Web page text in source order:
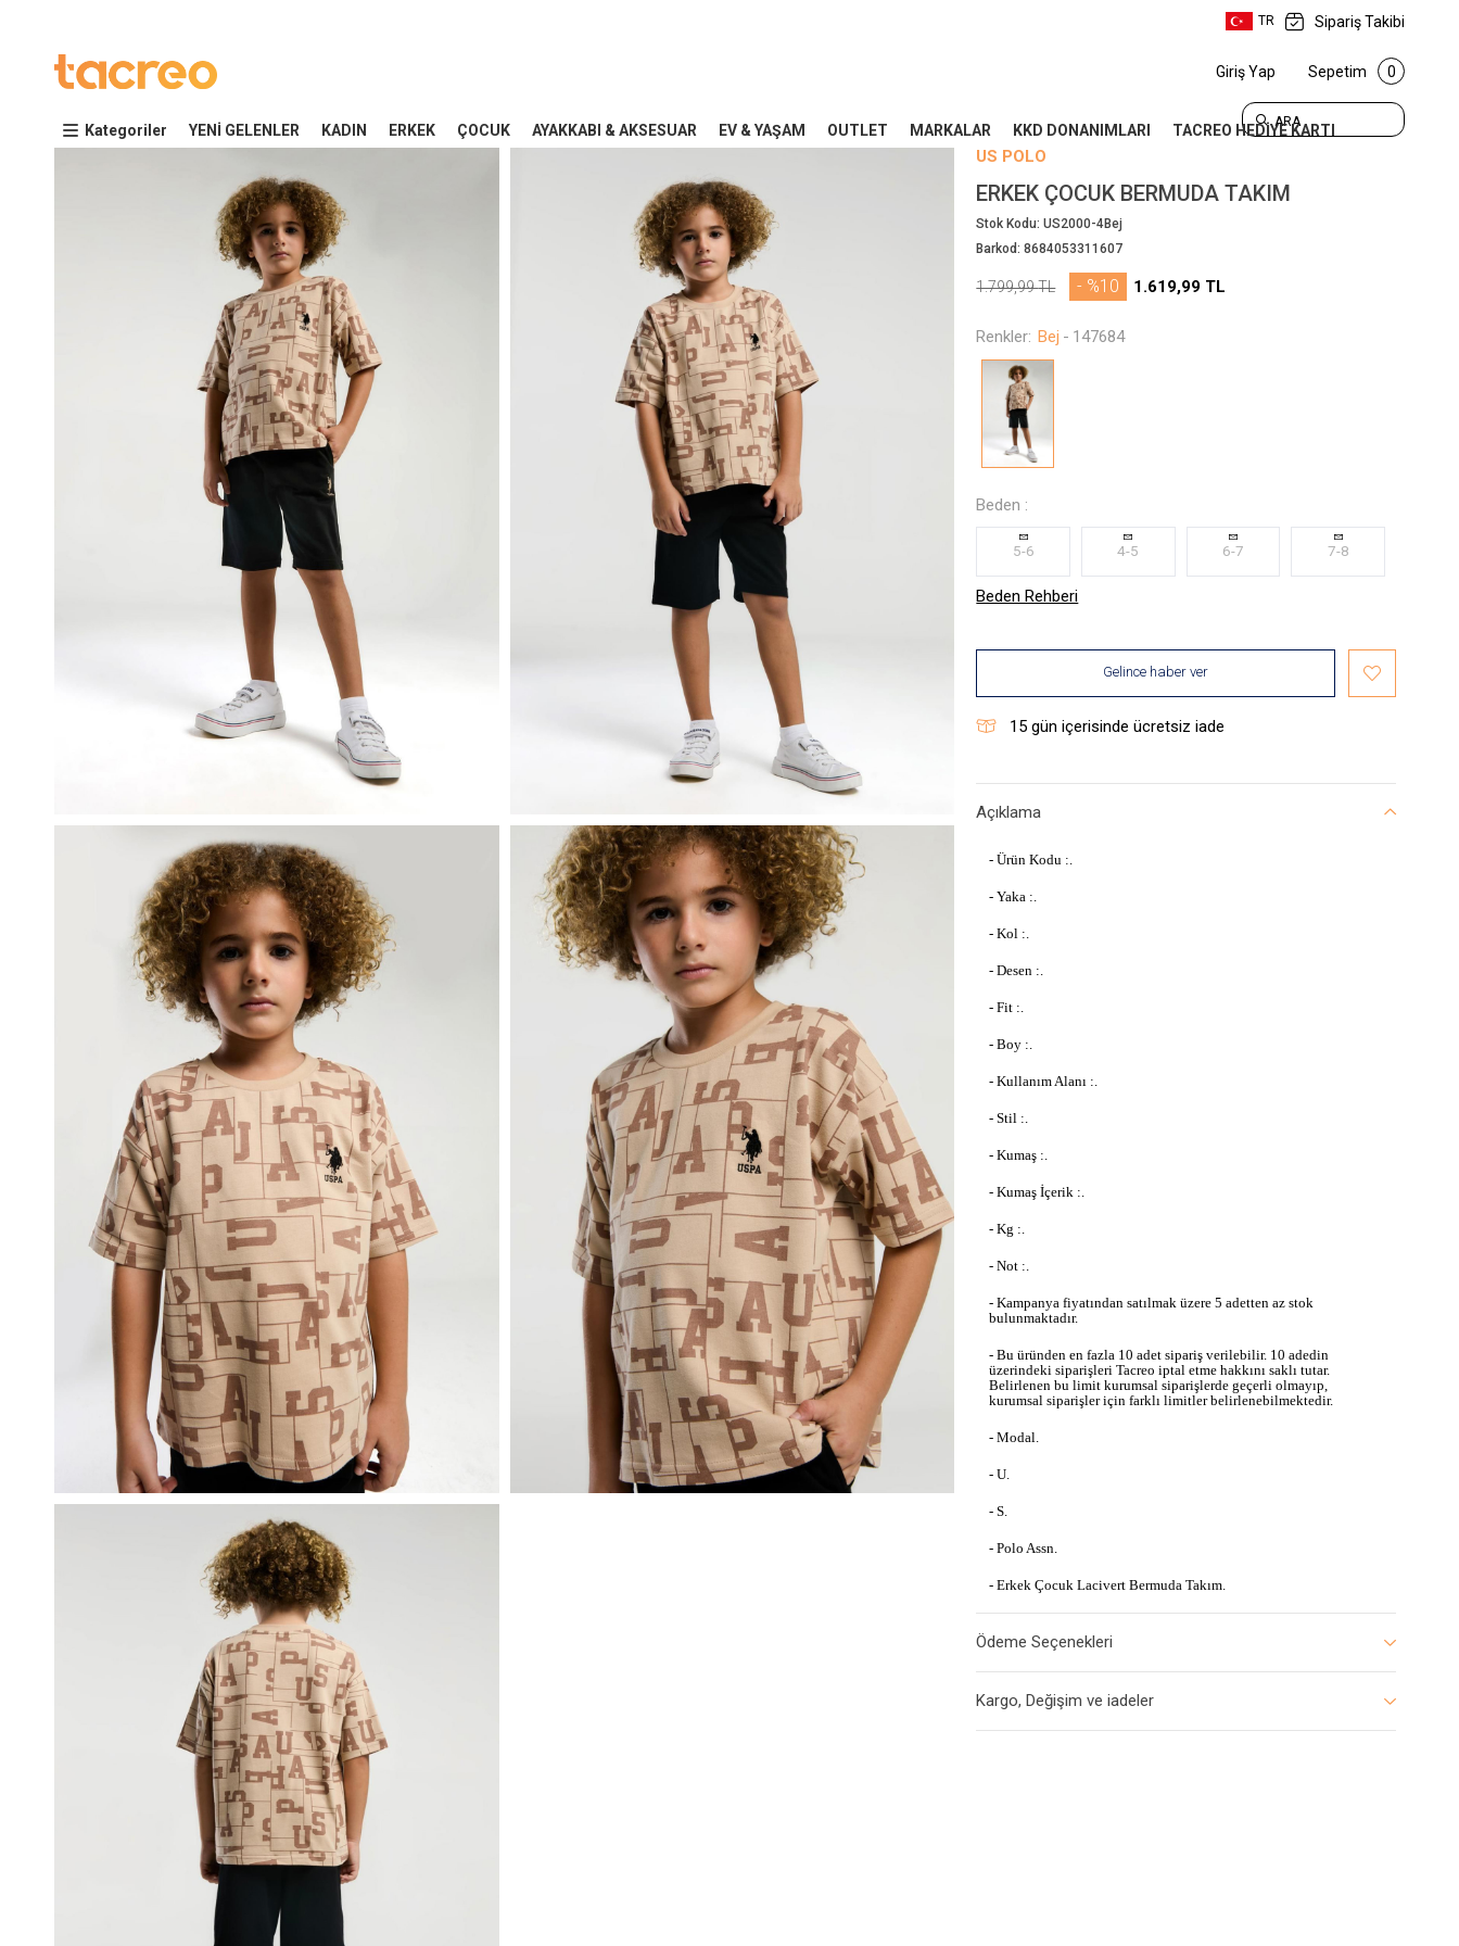
TR Sipariş Takibi
ARA
Giriş Yap Sepetim 0
Kategoriler YENİ GELENLER KADIN ERKEK ÇOCUK AYAKKABI & AKSESUAR EV & YAŞAM OUTLET MARKALAR KKD DONANIMLARI TACREO HEDİYE KARTI
US POLO
ERKEK ÇOCUK BERMUDA TAKIM
Stok Kodu:US2000-4Bej
Barkod:8684053311607
1.799,99TL 1.619,99 TL
- %10
Beden Rehberi
Beden :
5-6 4-5 6-7 7-8
Renkler: Bej - 147684
Gelince haber ver
15 gün içerisinde ücretsiz iade
Açıklama
- Ürün Kodu :.
- Yaka :.
- Kol :.
- Desen :.
- Fit :.
- Boy :.
- Kullanım Alanı :.
- Stil :.
- Kumaş :.
- Kumaş İçerik :.
- Kg :.
- Not :.
- Kampanya fiyatından satılmak üzere 5 adetten az stok
bulunmaktadır.
- Bu üründen en fazla 10 adet sipariş verilebilir. 10 adedin
üzerindeki siparişleri Tacreo iptal etme hakkını saklı tutar.
Belirlenen bu limit kurumsal siparişlerde geçerli olmayıp,
kurumsal siparişler için farklı limitler belirlenebilmektedir.
- Modal.
- U.
- S.
- Polo Assn.
- Erkek Çocuk Lacivert Bermuda Takım.
Ödeme Seçenekleri
Kargo, Değişim ve iadeler